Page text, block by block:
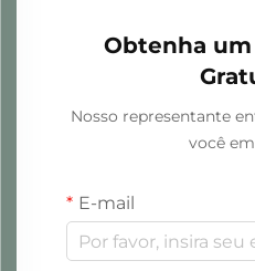
Obtenha
Nosso representante
você
E-mail